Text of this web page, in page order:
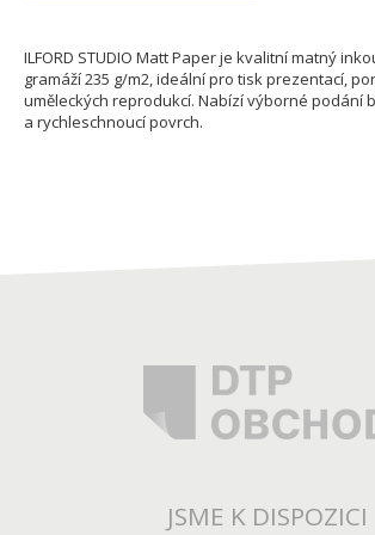
ILFORD STUDIO Matt Paper je kvalitní matný
gramáží 235 g/m2, ideální pro tisk prezentací,
uměleckých reprodukcí. Nabízí výborné podání
a rychleschnoucí povrch.
JSME K DISPOZICI